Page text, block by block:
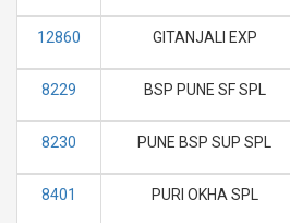
12860 GITANJALI EXP
8229 BSP PUNE SF SPL
8230 PUNE BSP SUP SPL
8401 PURI OKHA SPL